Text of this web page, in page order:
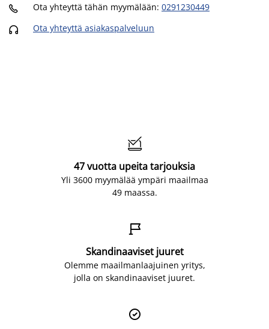
 Ota yhteyttä tähän myymälään: 0291230449
 Ota yhteyttä asiakaspalveluun

47 vuotta upeita tarjouksia
Yli 3600 myymälää ympäri maailmaa
49 maassa.

Skandinaaviset juuret
Olemme maailmanlaajuinen yritys,
jolla on skandinaaviset juuret.
